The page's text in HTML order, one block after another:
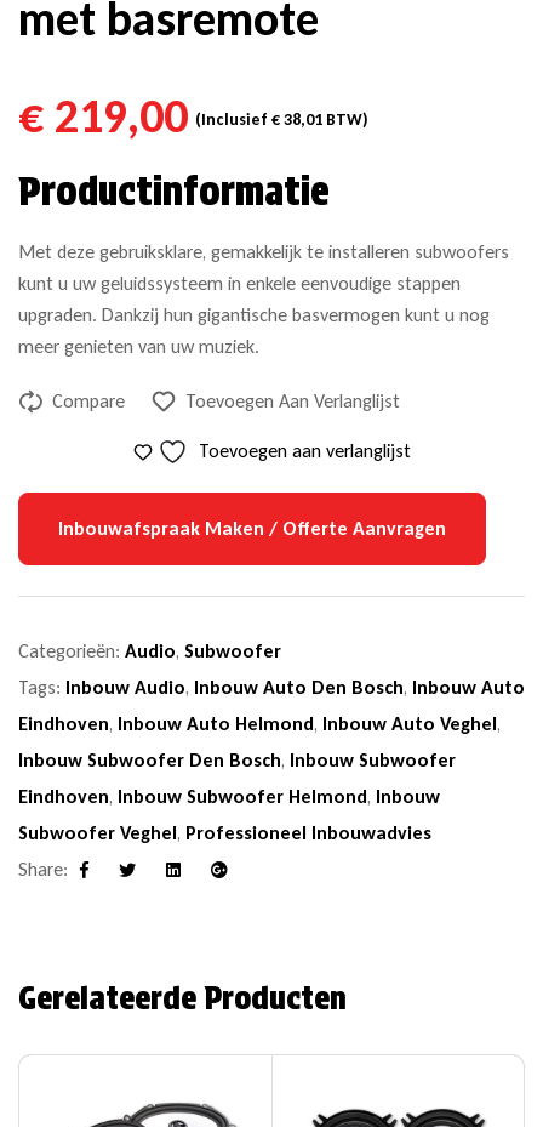
met basremote
€ 219,00 (Inclusief €38,01 BTW)
Productinformatie
Met deze gebruiksklare, gemakkelijk te installeren subwoofers
kunt u uw geluidssysteem in enkele eenvoudige stappen
upgraden. Dankzij hun gigantische basvermogen kunt u nog
meer genieten van uw muziek.
Compare Toevoegen Aan Verlanglijst
Toevoegen aan verlanglijst
Inbouwafspraak Maken / Offerte Aanvragen
Categorieën: Audio, Subwoofer
Tags: Inbouw Audio, Inbouw Auto Den Bosch, Inbouw Auto
Eindhoven, Inbouw Auto Helmond, Inbouw Auto Veghel,
Inbouw Subwoofer Den Bosch, Inbouw Subwoofer
Eindhoven, Inbouw Subwoofer Helmond, Inbouw
Subwoofer Veghel, Professioneel Inbouwadvies
Share:
Facebook LinkedinGoogle+
Gerelateerde Producten